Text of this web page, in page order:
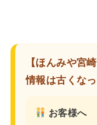
【ほんみや宮
情報は古くな
お客様へ